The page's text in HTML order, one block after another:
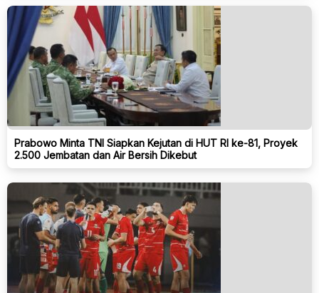
Prabowo Minta TNI Siapkan Kejutan di HUT RI ke-81, Proyek
2.500 Jembatan dan Air Bersih Dikebut